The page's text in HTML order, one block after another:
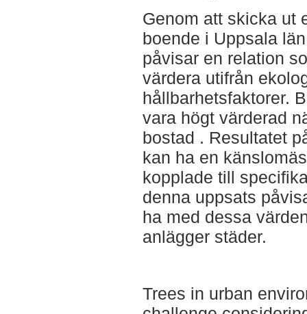
Genom att skicka ut
boende i Uppsala
påvisar en relation
värdera utifrån
hållbarhetsfaktorer.
vara högt värderad
bostad . Resultatet
kan ha en
kopplade till
denna uppsats
ha med dessa
anlägger städer.
Trees in urban